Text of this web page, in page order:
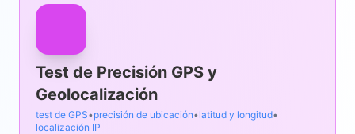
Test de Precisión GPS y
Geolocalización
test de GPS•precisión de ubicación•latitud y longitud•
localización IP